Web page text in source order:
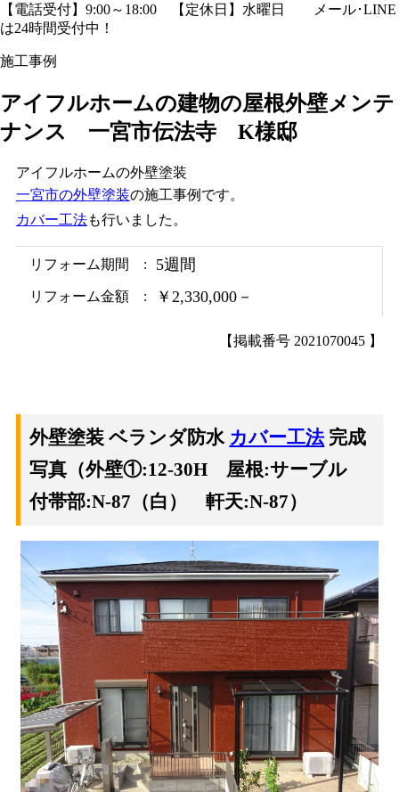
【電話受付】9:00～18:00 【定休日】水曜日
メール･LINE
は24時間受付中！
施工事例
アイフルホームの建物の屋根外壁メンテ
ナンス 一宮市伝法寺 K様邸
アイフルホームの外壁塗装
一宮市の外壁塗装の施工事例です。
カバー工法も行いました。
リフォーム期間 5週間
リフォーム金額 ￥2,330,000－
【掲載番号 2021070045 】
外壁塗装 ベランダ防水 カバー工法完成
写真（外壁①:12-30H 屋根:サーブル
付帯部:N-87（白） 軒天:N-87）